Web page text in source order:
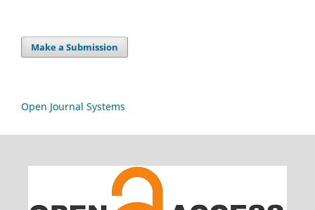
Make a Submission
Open Journal Systems